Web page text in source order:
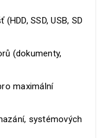
SSD, USB, SD
(dokumenty,
maximální
systémových